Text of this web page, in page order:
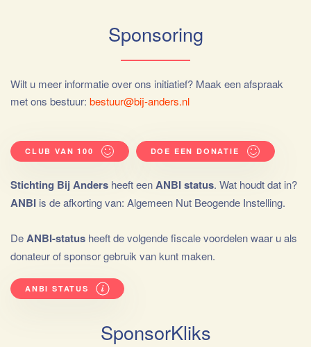
Sponsoring
Wilt u meer informatie over ons initiatief? Maak een afspraak
met ons bestuur: bestuur@bij-anders.nl
CLUB VAN 100 DOE EEN DONATIE
Stichting Bij Anders heeft eenANBI status. Wat houdt dat in?
ANBI is de afkorting van: Algemeen Nut Beogende Instelling.
DeANBI-status heeft de volgende fiscale voordelen waar u als
donateur of sponsor gebruik van kunt maken.
ANBI STATUS
SponsorKliks